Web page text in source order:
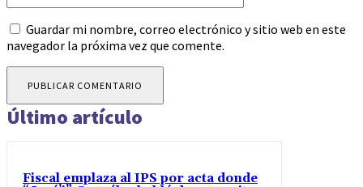
Guardar mi nombre, correo electrónico y sitio web en este
navegador la próxima vez que comente.
Último artículo
Fiscal emplaza al IPS por acta donde